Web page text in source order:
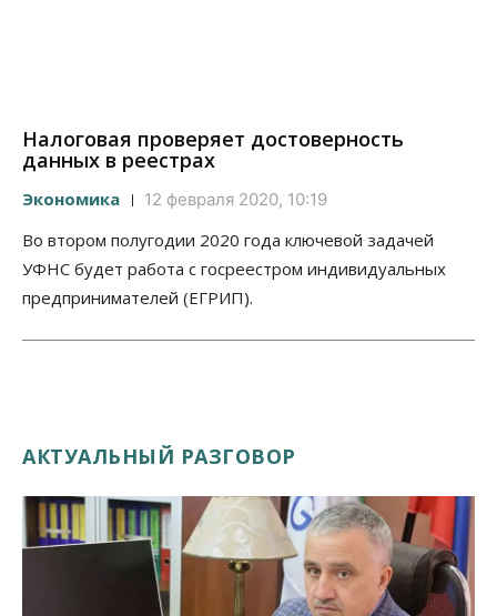
Налоговая проверяет достоверность
данных в реестрах
Экономика 12 февраля 2020, 10:19
Во втором полугодии 2020 года ключевой задачей
УФНС будет работа с госреестром индивидуальных
предпринимателей (ЕГРИП).
АКТУАЛЬНЫЙ РАЗГОВОР